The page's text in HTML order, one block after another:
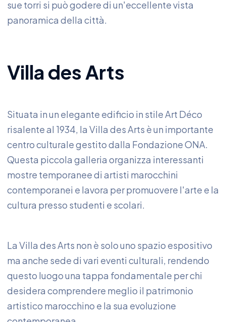
sue torri si può godere di un'eccellente vista
panoramica della città.
Villa des Arts
Situata in un elegante edificio in stile Art Déco
risalente al 1934, la Villa des Arts è un importante
centro culturale gestito dalla Fondazione ONA.
Questa piccola galleria organizza interessanti
mostre temporanee di artisti marocchini
contemporanei e lavora per promuovere l'arte e la
cultura presso studenti e scolari.
La Villa des Arts non è solo uno spazio espositivo
ma anche sede di vari eventi culturali, rendendo
questo luogo una tappa fondamentale per chi
desidera comprendere meglio il patrimonio
artistico marocchino e la sua evoluzione